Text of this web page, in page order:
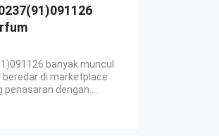
banyak muncul
di marketplace
dengan ...